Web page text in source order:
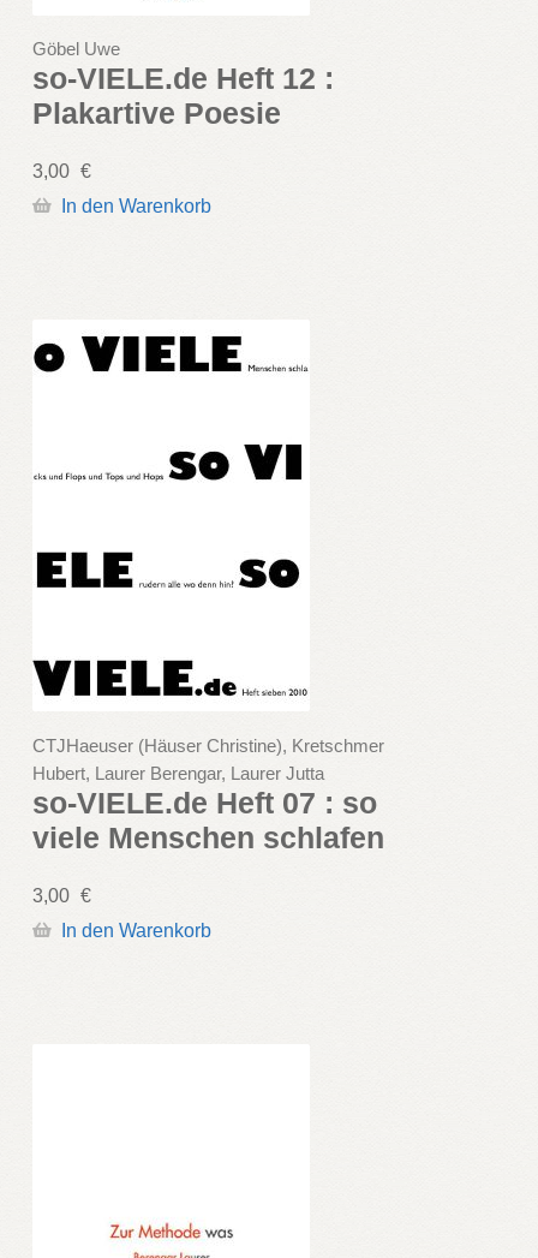
Göbel Uwe
so-VIELE.de Heft 12 :
Plakartive Poesie
3,00 €
In den Warenkorb
CTJHaeuser (Häuser Christine), Kretschmer
Hubert, Laurer Berengar, Laurer Jutta
so-VIELE.de Heft 07 : so
viele Menschen schlafen
3,00 €
In den Warenkorb